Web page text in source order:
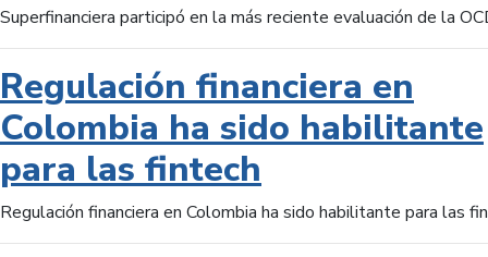
Superfinanciera participó en la más reciente evaluación de la
Regulación financiera en
Colombia ha sido habilitante
para las fintech
Regulación financiera en Colombia ha sido habilitante para las